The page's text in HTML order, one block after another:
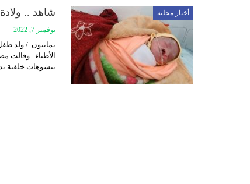
أخبار محلية شاهد ..
نوفمبر 7, 2022
يمانيون../ ولد
الأطباء . وقالت
بتشوهات خلقية